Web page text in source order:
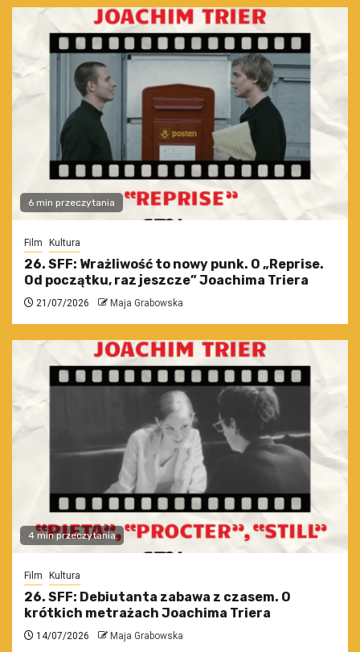
6 min przeczytania
Film Kultura
26. SFF: Wrażliwość to nowy punk. O „Reprise.
Od początku, raz jeszcze” Joachima Triera
21/07/2026 Maja Grabowska
4 min przeczytania
Film Kultura
26. SFF: Debiutanta zabawa z czasem. O
krótkich metrażach Joachima Triera
14/07/2026 Maja Grabowska